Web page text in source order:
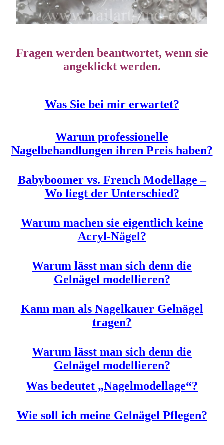
Fragen werden beantwortet, wenn sie
angeklickt werden.
Was Sie bei mir erwartet?
Warum professionelle
Nagelbehandlungen ihren Preis haben?
Babyboomer vs. French Modellage –
Wo liegt der Unterschied?
Warum machen sie eigentlich keine
Acryl-Nägel?
Warum lässt man sich denn die
Gelnägel modellieren?
Kann man als Nagelkauer Gelnägel
tragen?
Warum lässt man sich denn die
Gelnägel modellieren?
Was bedeutet „Nagelmodellage“?
Wie soll ich meine Gelnägel Pflegen?